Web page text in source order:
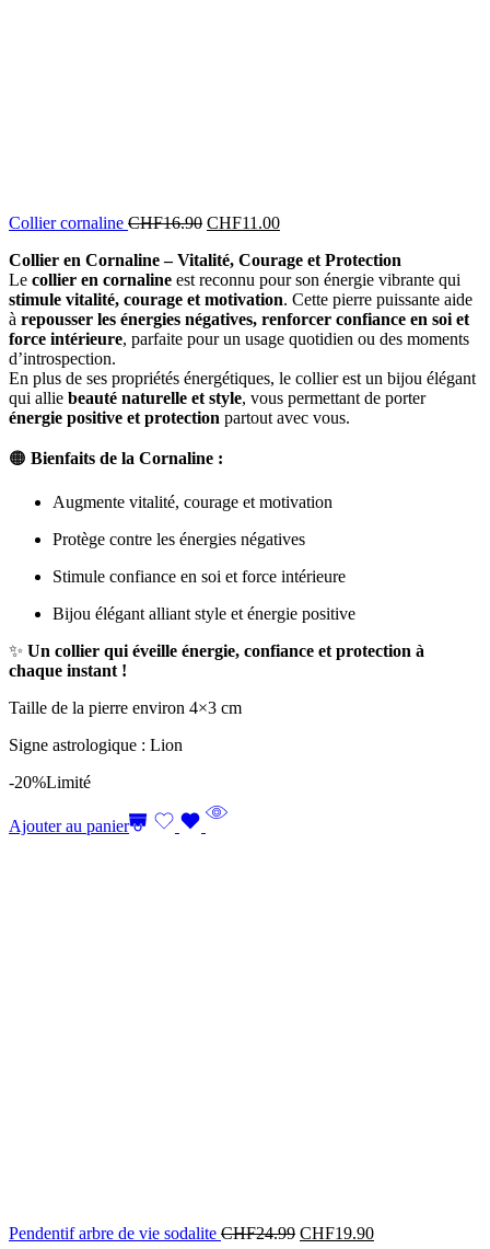
Collier cornaline CHF16.90 Le
initial
était :
CHF16.90.
CHF11.00Le
actuel
est :
CHF11.00.
Collier en Cornaline – Vitalité, Courage et Protection
Le collier en cornaline est reconnu pour son énergie vibrante qui
stimule vitalité, courage et motivation. Cette pierre puissante aide
à repousser les énergies négatives, renforcer confiance en soi et
force intérieure, parfaite pour un usage quotidien ou des moments
d’introspection.
En plus de ses propriétés énergétiques, le collier est un bijou élégant
qui allie beauté naturelle et style, vous permettant de porter
énergie positive et protection partout avec vous.
🟠 Bienfaits de la Cornaline :
Augmente vitalité, courage et motivation
Protège contre les énergies négatives
Stimule confiance en soi et force intérieure
Bijou élégant alliant style et énergie positive
✨ Un collier qui éveille énergie, confiance et protection à
chaque instant !
Taille de la pierre environ 4×3 cm
Signe astrologique : Lion
-20%Limité
Ajouter au panier
Pendentif arbre de vie sodalite CHF24.99 Le
CHF19.90Le